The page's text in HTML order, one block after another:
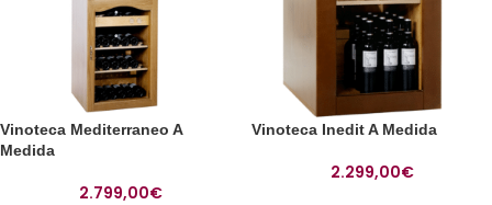
Vinoteca Mediterraneo A
Medida
2.799,00€
Vinoteca Inedit A Medida
2.299,00€